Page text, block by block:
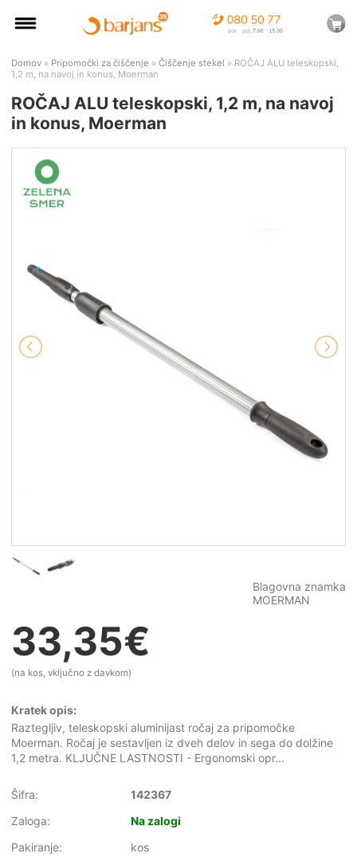
Domov » Pripomočki za čiščenje » Čiščenje stekel » ROČAJ ALU teleskopski,
1,2 m, na navoj in konus, Moerman
ROČAJ ALU teleskopski, 1,2 m, na navoj
in konus, Moerman
Blagovna znamka
MOERMAN
33,35€
(na kos, vključno z davkom)
Kratek opis:
Raztegljiv, teleskopski aluminijast ročaj za pripomočke
Moerman. Ročaj je sestavljen iz dveh delov in sega do dolžine
1,2 metra. KLJUČNE LASTNOSTI - Ergonomski opr...
Šifra:
142367
Zaloga:
Na zalogi
Pakiranje:
kos